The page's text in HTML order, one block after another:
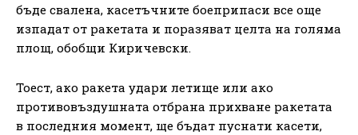
бъде свалена, касетъчните боеприпаси все още
изпадат от ракетата и поразяват целта на голяма
площ, обобщи Киричевски.
Тоест, ако ракета удари летище или ако
противовъздушната отбрана прихване ракетата
в последния момент, ще бъдат пуснати касети,